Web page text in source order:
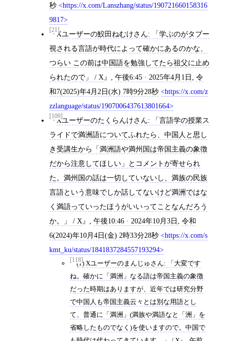
秒
https://x.com/Lanszhang/status/190721660158316
9817
[21]Xユーザーの鮫田ねむけさん: 「学ぶのがタブー
視される言語が時代によって確かにあるのかな、
つらい この前は中国語を勉強してたら祖父に止め
られたので」 / X
午後6:45 · 2025年4月1日
令
和7(2025)年4月2日(水) 7時9分28秒
https://x.com/z
zzlanguage/status/1907006437613801664
[109]Xユーザーのたくらんけさん: 「言語学の授業ス
ライドで満洲語についてふれたら、中国人と思し
き受講生から「満洲語や満州国は帝国主義の象徴
だから注意してほしい」とコメントが寄せられ
た。満州国の話は一切していないし、満族の民族
言語という意味でしか話してないけど満洲ではな
く満語っていったほうがいいってことなんだろう
か。」 / X
午後10:46 · 2024年10月3日
令和
6(2024)年10月4日(金) 2時33分28秒
https://x.com/s
kmt_ku/status/1841837284557193294
[118](1) Xユーザーのまんじゅさん: 「大変です
ね。確かに「満洲」なる語は帝国主義の象徴
だった時期はありますが、近年では研究分野
で中国人も帝国主義云々とは別な用語とし
て、普通に「満洲」(満族や満語なと「洲」を
省略したものでなく)を使いますので。中国で